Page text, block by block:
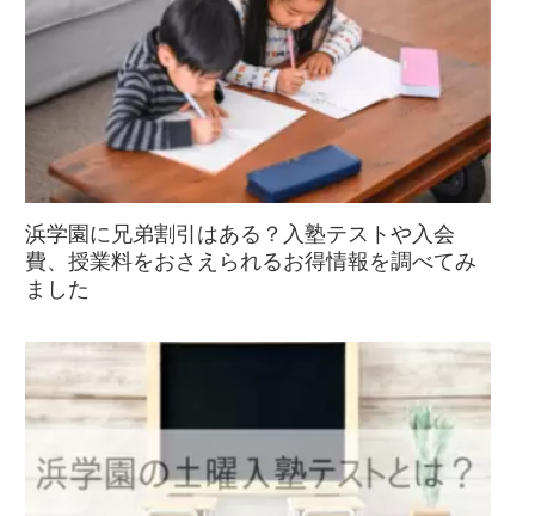
浜学園に兄弟割引はある？入塾テストや入会
費、授業料をおさえられるお得情報を調べてみ
ました